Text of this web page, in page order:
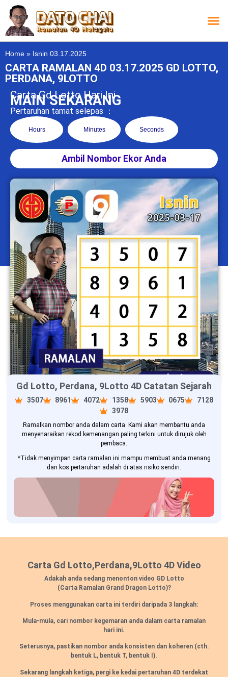
Home » Isnin 03.17.2025
CARTA RAMALAN 4D 03.17.2025 GD LOTTO,
PERDANA, 9LOTTO
Carta Gd Lotto Hari Ini
MAIN SEKARANG
Pertaruhan tamat selepas ：
Hours Minutes Seconds
Ambil Nombor Ekor Anda
Gd Lotto, Perdana, 9Lotto 4D Catatan Sejarah
3507 8961 4072 1358 5903 0675
7128
3978
Ramalkan nombor anda dalam carta. Kami akan membantu anda
menyenaraikan rekod kemenangan paling terkini untuk dirujuk oleh
pembaca.
*Tidak menyimpan carta ramalan ini mampu membuat anda menang
dan kos pertaruhan adalah di atas risiko sendiri.
Carta Gd Lotto,Perdana,9Lotto 4D Video
Adakah anda sedang menonton video GD Lotto
(Carta Ramalan Grand Dragon Lotto)?
Proses menggunakan carta ini terdiri daripada 3 langkah:
Mula-mula, cari nombor kegemaran anda dalam carta ramalan
hari ini.
Seterusnya, pastikan nombor anda konsisten dan koheren (cth.
bentuk L, bentuk T, bentuk I).
Sekarang langkah ketiga, pergi ke kedai pertaruhan 4D terdekat